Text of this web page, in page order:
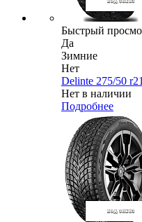
Быстрый
Да
Зимние
Нет
Delinte 275/50
Нет в наличии
Подробнее